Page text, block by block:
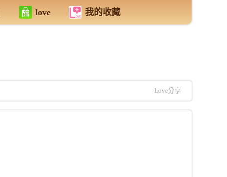
love 我的收藏
Love分享